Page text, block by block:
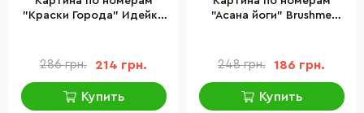
"Краски Города" Идейка
286 грн. 214 грн.
Купить
"Асана йоги" Brushme
248 грн. 186 грн.
Купить